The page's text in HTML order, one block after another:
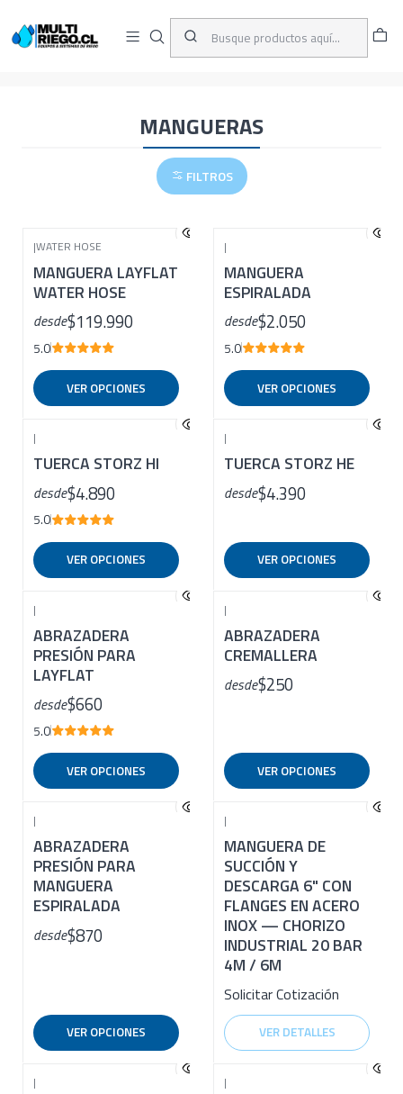
ENVÍOS A TODO CHILE
MANGUERAS
FILTROS
|WATER HOSE
MANGUERA LAYFLAT
WATER HOSE
desde$119.990
5.0
VER OPCIONES
|
MANGUERA
ESPIRALADA
desde$2.050
5.0
VER OPCIONES
|
TUERCA STORZ HI
desde$4.890
5.0
VER OPCIONES
|
TUERCA STORZ HE
desde$4.390
VER OPCIONES
|
ABRAZADERA
PRESIÓN PARA
LAYFLAT
desde$660
5.0
VER OPCIONES
|
ABRAZADERA
CREMALLERA
desde$250
VER OPCIONES
|
ABRAZADERA
PRESIÓN PARA
MANGUERA
ESPIRALADA
desde$870
VER OPCIONES
|
MANGUERA DE
SUCCIÓN Y
DESCARGA 6" CON
FLANGES EN ACERO
INOX — CHORIZO
INDUSTRIAL 20 BAR
4M / 6M
Solicitar Cotización
VER DETALLES
| |